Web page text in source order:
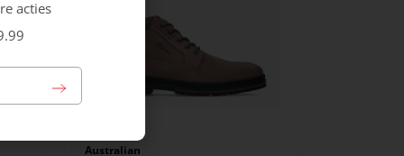
Australian
acties